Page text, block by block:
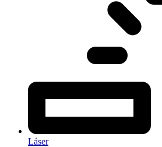
Láser